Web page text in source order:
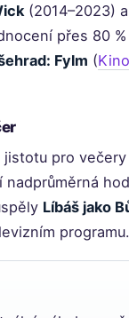
(2014–2023)
přes 80
Fylm (
jistotu pro
nadprůměrná
Líbáš jako
programu.